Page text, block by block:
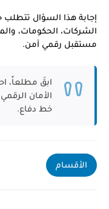
إجابة هذا السؤال تتطلب
الشركات، الحكومات،
مستقبل رقمي آمن.
ابقَ مطلعاً،
الأمان
خط دفاع.
الأقسام